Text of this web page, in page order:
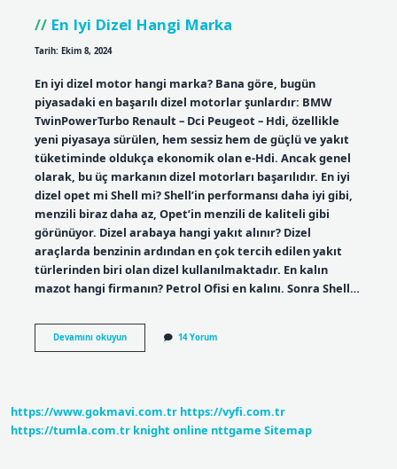
En Iyi Dizel Hangi Marka
Tarih: Ekim 8, 2024
En iyi dizel motor hangi marka? Bana göre, bugün
piyasadaki en başarılı dizel motorlar şunlardır: BMW
TwinPowerTurbo Renault – Dci Peugeot – Hdi, özellikle
yeni piyasaya sürülen, hem sessiz hem de güçlü ve yakıt
tüketiminde oldukça ekonomik olan e-Hdi. Ancak genel
olarak, bu üç markanın dizel motorları başarılıdır. En iyi
dizel opet mi Shell mi? Shell’in performansı daha iyi gibi,
menzili biraz daha az, Opet’in menzili de kaliteli gibi
görünüyor. Dizel arabaya hangi yakıt alınır? Dizel
araçlarda benzinin ardından en çok tercih edilen yakıt
türlerinden biri olan dizel kullanılmaktadır. En kalın
mazot hangi firmanın? Petrol Ofisi en kalını. Sonra Shell…
Devamını okuyunEn
Iyi
14 Yorum
https://www.gokmavi.com.tr https://vyfi.com.tr
https://tumla.com.tr knight online nttgame Sitemap